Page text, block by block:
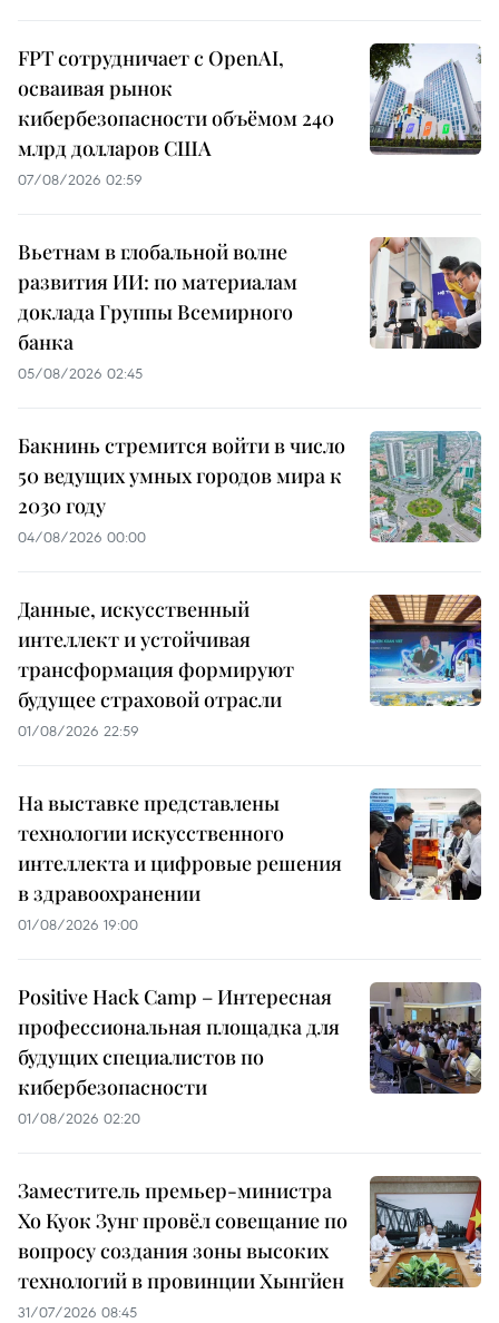
FPT сотрудничает с OpenAI,
осваивая рынок
кибербезопасности объёмом 240
млрд долларов США
07/08/2026 02:59
Вьетнам в глобальной волне
развития ИИ: по материалам
доклада Группы Всемирного
банка
05/08/2026 02:45
Бакнинь стремится войти в число
50 ведущих умных городов мира к
2030 году
04/08/2026 00:00
Данные, искусственный
интеллект и устойчивая
трансформация формируют
будущее страховой отрасли
01/08/2026 22:59
На выставке представлены
технологии искусственного
интеллекта и цифровые решения
в здравоохранении
01/08/2026 19:00
Positive Hack Camp – Интересная
профессиональная площадка для
будущих специалистов по
кибербезопасности
01/08/2026 02:20
Заместитель премьер-министра
Хо Куок Зунг провёл совещание по
вопросу создания зоны высоких
технологий в провинции Хынгйен
31/07/2026 08:45